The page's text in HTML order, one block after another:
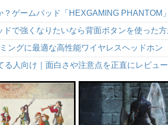
ングに最適な高性能ワイヤレスヘッドホン
人向け｜面白さや注意点を正直にレビュー